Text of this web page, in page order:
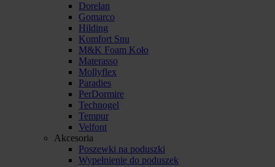
Dorelan
Gomarco
Hilding
Komfort Snu
M&K Foam Koło
Materasso
Mollyflex
Paradies
PerDormire
Technogel
Tempur
Velfont
Akcesoria
Poszewki na poduszki
Wypełnienie do poduszek